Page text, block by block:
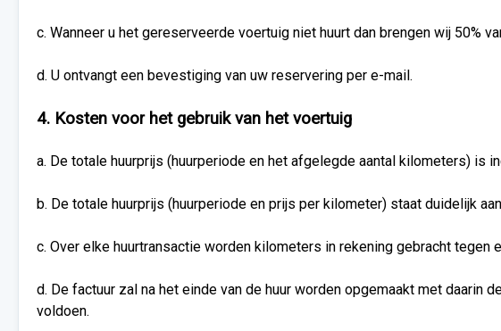
c. Wanneer u het gereserveerde voertuig niet huurt dan brengen wij 50%
d. U ontvangt een bevestiging van uw reservering per e-mail.
4. Kosten voor het gebruik van het voertuig
a. De totale huurprijs (huurperiode en het afgelegde aantal kilometers) is
b. De totale huurprijs (huurperiode en prijs per kilometer) staat duidelijk
c. Over elke huurtransactie worden kilometers in rekening gebracht
d. De factuur zal na het einde van de huur worden opgemaakt met daarin
voldoen.